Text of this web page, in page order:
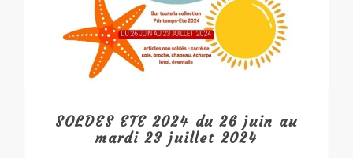
SOLDES ETE 2024 du 26 juin au
mardi 23 juillet 2024